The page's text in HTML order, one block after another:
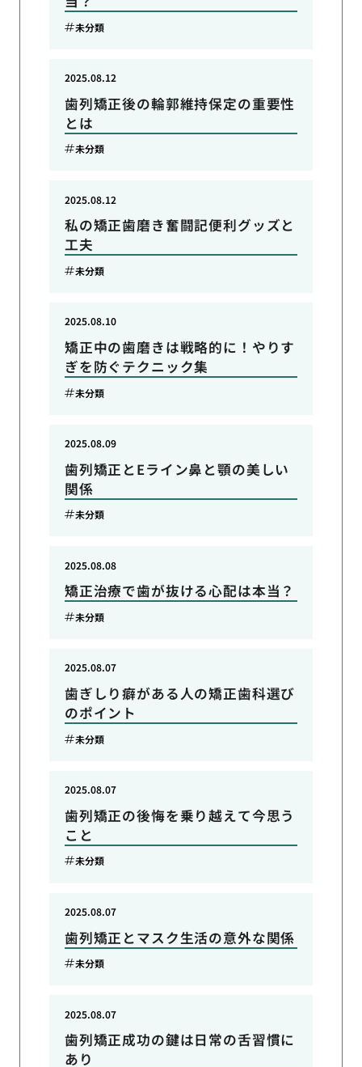
未分類
歯列矯正後の輪郭維持保定の重要性
とは
2025.08.12
未分類
私の矯正歯磨き奮闘記便利グッズと
工夫
2025.08.12
未分類
矯正中の歯磨きは戦略的に！やりす
ぎを防ぐテクニック集
2025.08.10
未分類
歯列矯正とEライン鼻と顎の美しい
関係
2025.08.09
未分類
矯正治療で歯が抜ける心配は本当？
2025.08.08
未分類
歯ぎしり癖がある人の矯正歯科選び
のポイント
2025.08.07
未分類
歯列矯正の後悔を乗り越えて今思う
こと
2025.08.07
未分類
歯列矯正とマスク生活の意外な関係
2025.08.07
未分類
歯列矯正成功の鍵は日常の舌習慣に
あり
2025.08.07